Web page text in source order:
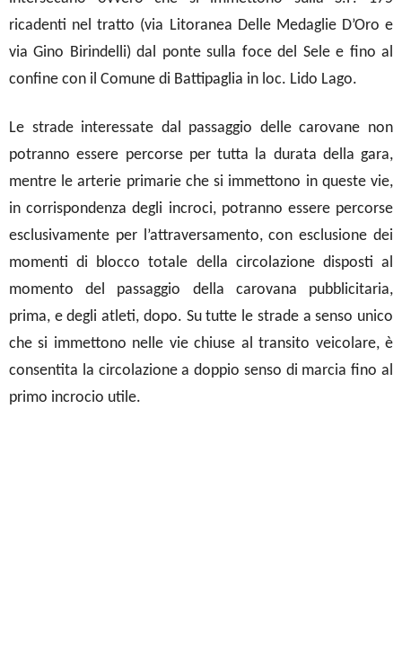
ricadenti nel tratto (via Litoranea Delle Medaglie D’Oro e
via Gino Birindelli) dal ponte sulla foce del Sele e fino al
confine con il Comune di Battipaglia in loc. Lido Lago.
Le strade interessate dal passaggio delle carovane non
potranno essere percorse per tutta la durata della gara,
mentre le arterie primarie che si immettono in queste vie,
in corrispondenza degli incroci, potranno essere percorse
esclusivamente per l’attraversamento, con esclusione dei
momenti di blocco totale della circolazione disposti al
momento del passaggio della carovana pubblicitaria,
prima, e degli atleti, dopo. Su tutte le strade a senso unico
che si immettono nelle vie chiuse al transito veicolare, è
consentita la circolazione a doppio senso di marcia fino al
primo incrocio utile.